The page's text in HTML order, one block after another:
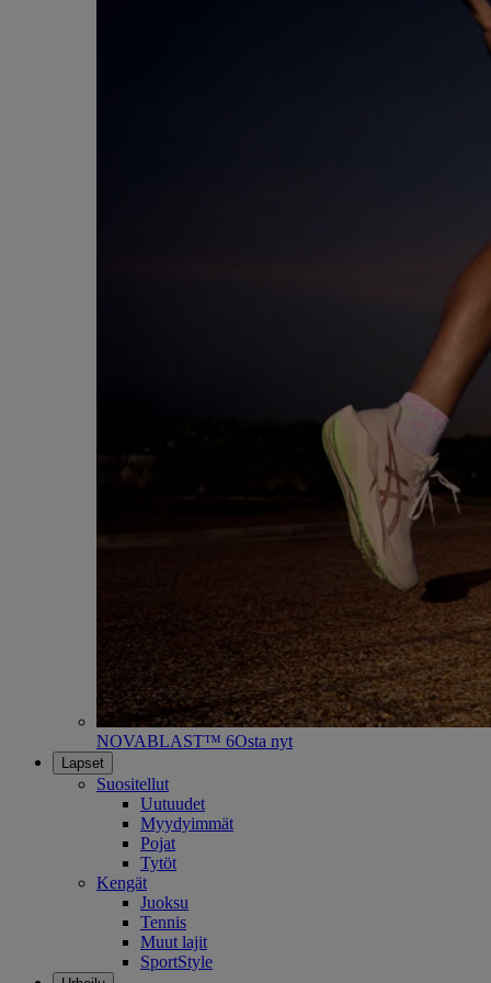
NOVABLAST™ 6Osta nyt
Lapset
Suositellut
Uutuudet
Myydyimmät
Pojat
Tytöt
Kengät
Juoksu
Tennis
Muut lajit
SportStyle